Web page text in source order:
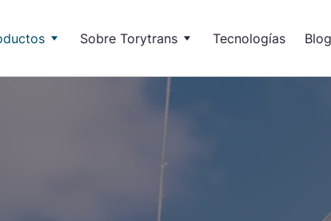
Soluciones
Torytrans tiene
Sobre Torytrans
I+D+i
Calidad y medio ambiente
Tecnologías Blog